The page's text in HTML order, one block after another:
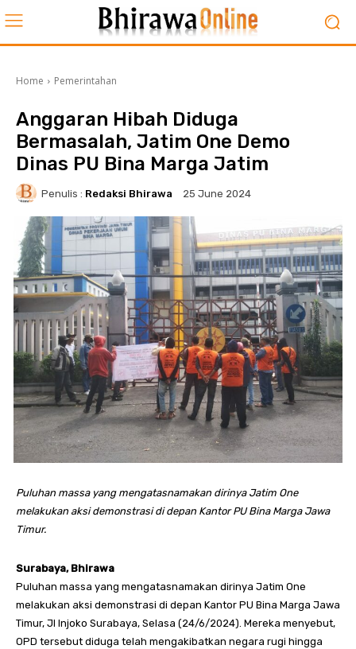
Home Pemerintahan
Anggaran Hibah Diduga
Bermasalah, Jatim One Demo
Dinas PU Bina Marga Jatim
Penulis : Redaksi Bhirawa 25 June 2024
Puluhan massa yang mengatasnamakan dirinya Jatim One
melakukan aksi demonstrasi di depan Kantor PU Bina Marga Jawa
Timur.
Surabaya, Bhirawa
Puluhan massa yang mengatasnamakan dirinya Jatim One
melakukan aksi demonstrasi di depan Kantor PU Bina Marga Jawa
Timur, Jl Injoko Surabaya, Selasa (24/6/2024). Mereka menyebut,
OPD tersebut diduga telah mengakibatkan negara rugi hingga